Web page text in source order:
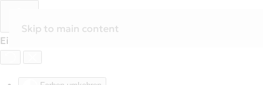
Eingabehilfen öffnen
Skip to main content